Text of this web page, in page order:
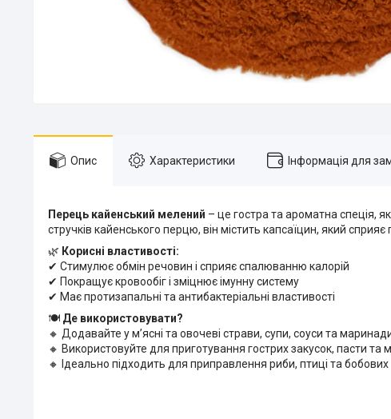
Опис Характеристики Інформація для
Перець кайенський мелений – це гостра та ароматна спеція,
стручків кайенського перцю, він містить капсаїцин, який
🌿 Корисні властивості:
✔ Стимулює обмін речовин і сприяє спалюванню калорій
✔ Покращує кровообіг і зміцнює імунну систему
✔ Має протизапальні та антибактеріальні властивості
🍽 Де використовувати?
🔸 Додавайте у м’ясні та овочеві страви, супи, соуси та
🔸 Використовуйте для приготування гострих закусок, пасти та
🔸 Ідеально підходить для приправлення риби, птиці та бобових